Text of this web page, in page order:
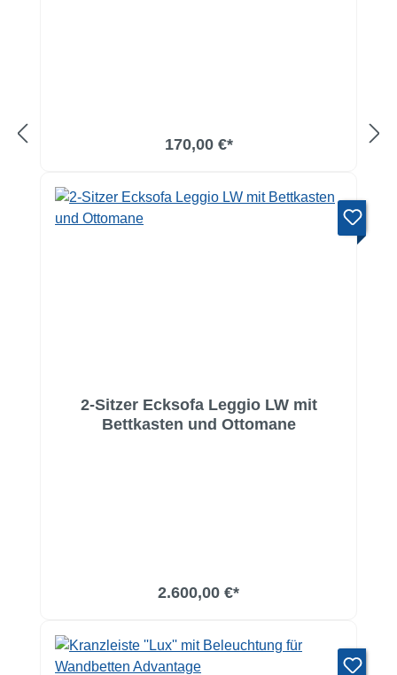
170,00 €*
2-Sitzer Ecksofa Leggio LW mit
Bettkasten und Ottomane
2.600,00 €*